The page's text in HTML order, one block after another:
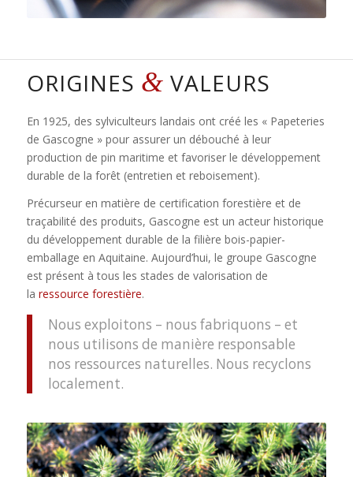
ORIGINES & VALEURS
En 1925, des sylviculteurs landais ont créé les « Papeteries
de Gascogne » pour assurer un débouché à leur
production de pin maritime et favoriser le développement
durable de la forêt (entretien et reboisement).
Précurseur en matière de certification forestière et de
traçabilité des produits, Gascogne est un acteur historique
du développement durable de la filière bois-papier-
emballage en Aquitaine. Aujourd’hui, le groupe Gascogne
est présent à tous les stades de valorisation de
la ressource forestière.
Nous exploitons – nous fabriquons – et
nous utilisons de manière responsable
nos ressources naturelles. Nous recyclons
localement.